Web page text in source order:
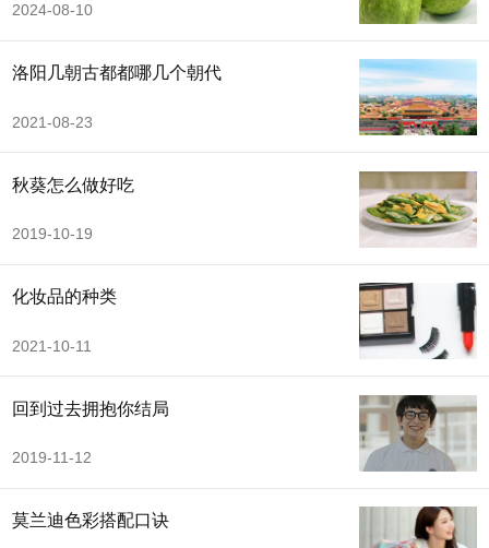
2024-08-10
洛阳几朝古都都哪几个朝代
2021-08-23
秋葵怎么做好吃
2019-10-19
化妆品的种类
2021-10-11
回到过去拥抱你结局
2019-11-12
莫兰迪色彩搭配口诀